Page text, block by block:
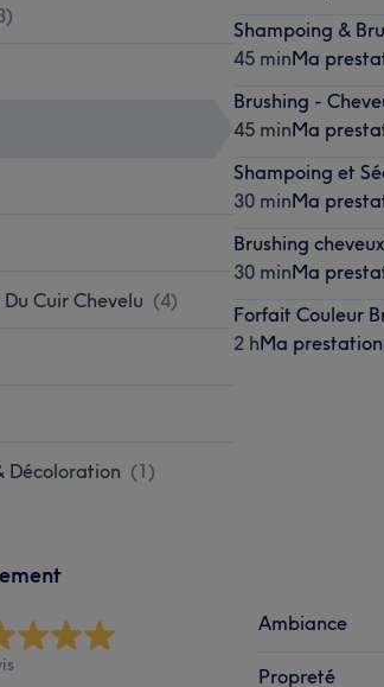
)
Cuir Chevelu (4)
Décoloration (1)
Shampoing &
45 minMa
Brushing -
45 minMa
Shampoing et
30 minMa
Brushing
30 minMa
Forfait Couleur
2 hMa
Ambiance
Propreté